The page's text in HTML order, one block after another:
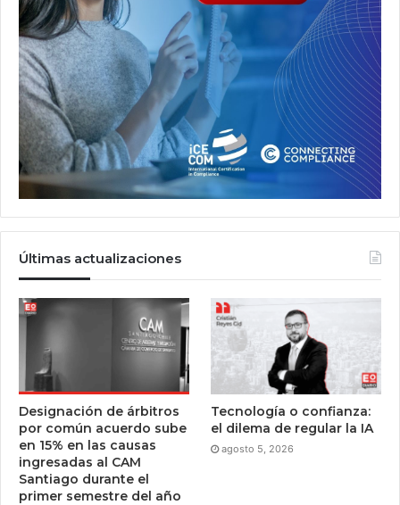
Últimas actualizaciones
Designación de árbitros
por común acuerdo sube
en 15% en las causas
ingresadas al CAM
Santiago durante el
primer semestre del año
Tecnología o confianza:
el dilema de regular la IA
agosto 5, 2026